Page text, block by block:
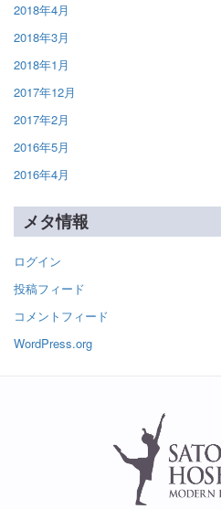
2018年4月
2018年3月
2018年1月
2017年12月
2017年2月
2016年5月
2016年4月
メタ情報
ログイン
投稿フィード
コメントフィード
WordPress.org